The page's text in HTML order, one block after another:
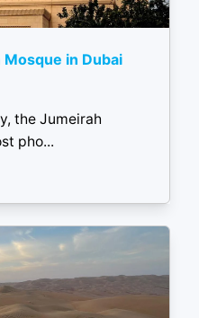
in Dubai
the Jumeirah
pho...